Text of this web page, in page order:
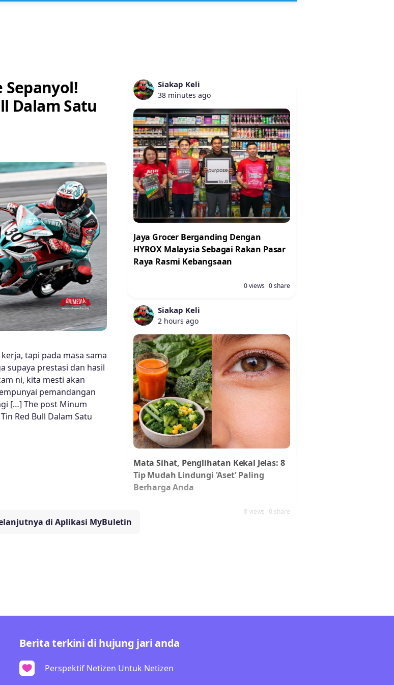
Dalam Satu
tapi pada masa sama
supaya prestasi dan hasil
ni, kita mesti akan
pemandangan
[…] The post Minum
Red Bull Dalam Satu
Siakap Keli
38 minutes ago
Jaya Grocer Berganding Dengan
HYROX Malaysia Sebagai Rakan Pasar
Raya Rasmi Kebangsaan
0 share
0 views
Siakap Keli
2 hours ago
Mata Sihat, Penglihatan Kekal Jelas: 8
Tip Mudah Lindungi 'Aset' Paling
Berharga Anda
0 share
8 views
di Aplikasi MyBuletin
Berita terkini di hujung jari anda
Perspektif Netizen Untuk Netizen